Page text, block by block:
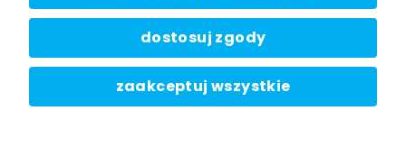
zapisz się
© 2020 OOLY, llc. Wszystkie prawa zastrzeżone.
dostosuj zgody
zaakceptuj wszystkie